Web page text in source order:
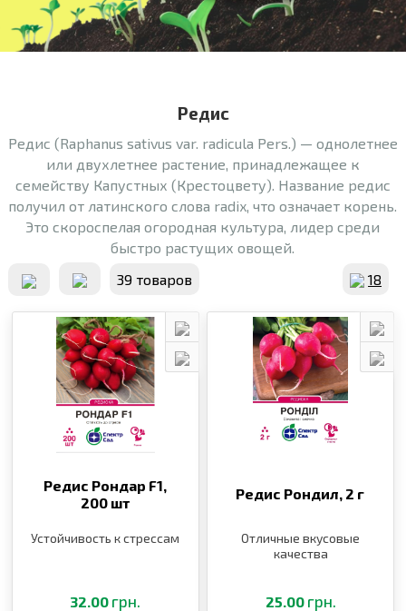
Редис
Редис (Raphanus sativus var. radicula Pers.) — однолетнее
или двухлетнее растение, принадлежащее к
семейству Капустных (Крестоцвету). Название редис
получил от латинского слова radix, что означает корень.
Это скороспелая огородная культура, лидер среди
быстро растущих овощей.
39 товаров
18
Редис Рондар F1,
200 шт
Устойчивость к стрессам
32.00 грн.
Редис Рондил, 2 г
Отличные вкусовые
качества
25.00 грн.